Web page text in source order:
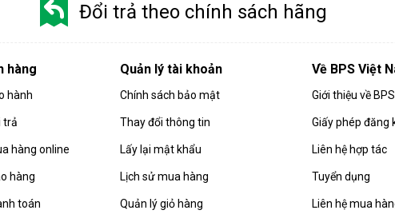
di độngĐổi trả theo chính sách hãng
hàng
hành
trả
hàng online
hàng
toán
Quản lý tài khoản
Chính sách bảo mật
Thay đổi thông tin
Lấy lại mật khẩu
Lịch sử mua hàng
Quản lý giỏ hàng
Về BPS Việt
Giới thiệu về
Giấy phép đăng
Liên hệ hợp tác
Tuyển dụng
Liên hệ mua